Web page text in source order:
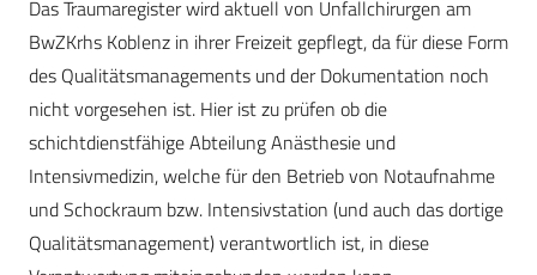
Das Traumaregister wird aktuell von Unfallchirurgen am
BwZKrhs Koblenz in ihrer Freizeit gepflegt, da für diese Form
des Qualitätsmanagements und der Dokumentation noch
nicht vorgesehen ist. Hier ist zu prüfen ob die
schichtdienstfähige Abteilung Anästhesie und
Intensivmedizin, welche für den Betrieb von Notaufnahme
und Schockraum bzw. Intensivstation (und auch das dortige
Qualitätsmanagement) verantwortlich ist, in diese